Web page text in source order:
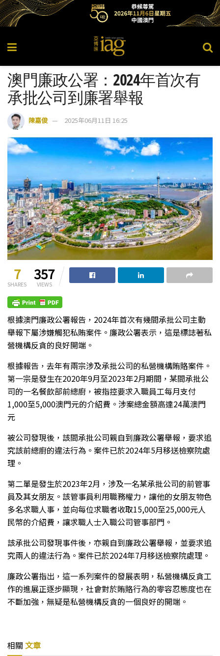
澳門廉政公署：2024年首次有
承批公司到廉署舉報
陳嘉俊 2025年06月11日 16:25
7
SHARES
357
VIEWS
根據澳門廉政公署報告，2024年首次有幾間承批公司主動
舉報下屬涉嫌觸犯私賄案件。廉政公署表示，這是標誌著私
營機構反貪的良好開端。
根據報告，去年有兩宗涉及承批公司的私營機構賄賂案件。
第一宗是發生在2020年9月至2023年2月期間，某間承批公
司的一名餐飲部前總廚，被指控要求入職員工每月支付
1,000至5,000澳門元的介紹費。涉案總金額高達24萬澳門
元
被公司發現後，該間承批公司親自到廉政公署舉報，要求追
究該前總廚的違法行為。案件已於2024年5月移送檢察院處
理。
第二單是發生於2023年2月，涉及一名某承批公司的前管事
員及其女朋友。該管事員利用職務權力，讓他的女朋友物色
多名求職人事，並向每位求職者收取15,000至25,000元人
民幣的介紹費，讓求職人士入職公司管事部門。
該承批公司發現事件後，亦親自到廉政公署舉報，並要求追
究兩人的違法行為。案件已於2024年7月移送檢察院處理。
廉政公署指出，這一系列案件的發展表明，私營機構反貪工
作的進展正逐步顯現，社會對於賄賂行為的零容忍態度也在
不斷加強，無疑是私營機構反貪的一個良好的開端。
相關 文章